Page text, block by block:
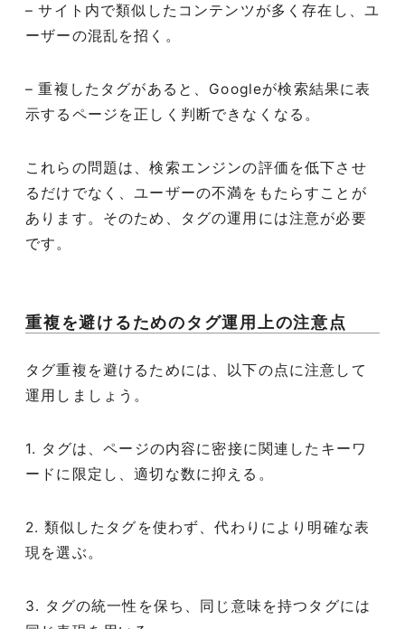
– サイト内で類似したコンテンツが多く存在し、ユ
ーザーの混乱を招く。
– 重複したタグがあると、Googleが検索結果に表
示するページを正しく判断できなくなる。
これらの問題は、検索エンジンの評価を低下させ
るだけでなく、ユーザーの不満をもたらすことが
あります。そのため、タグの運用には注意が必要
です。
重複を避けるためのタグ運用上の注意点
タグ重複を避けるためには、以下の点に注意して
運用しましょう。
1. タグは、ページの内容に密接に関連したキーワ
ードに限定し、適切な数に抑える。
2. 類似したタグを使わず、代わりにより明確な表
現を選ぶ。
3. タグの統一性を保ち、同じ意味を持つタグには